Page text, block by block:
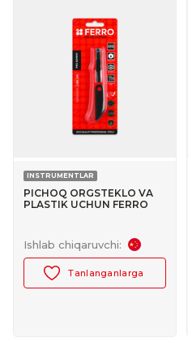
INSTRUMENTLAR
PICHOQ ORGSTEKLO VA
PLASTIK UCHUN FERRO
Ishlab chiqaruvchi:
Tanlanganlarga